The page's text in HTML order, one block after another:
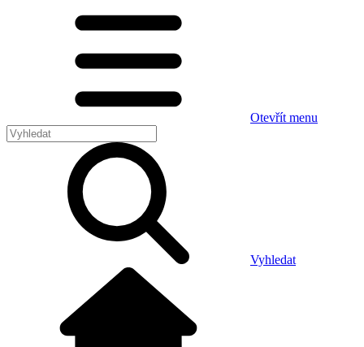
Otevřít menu
Vyhledat